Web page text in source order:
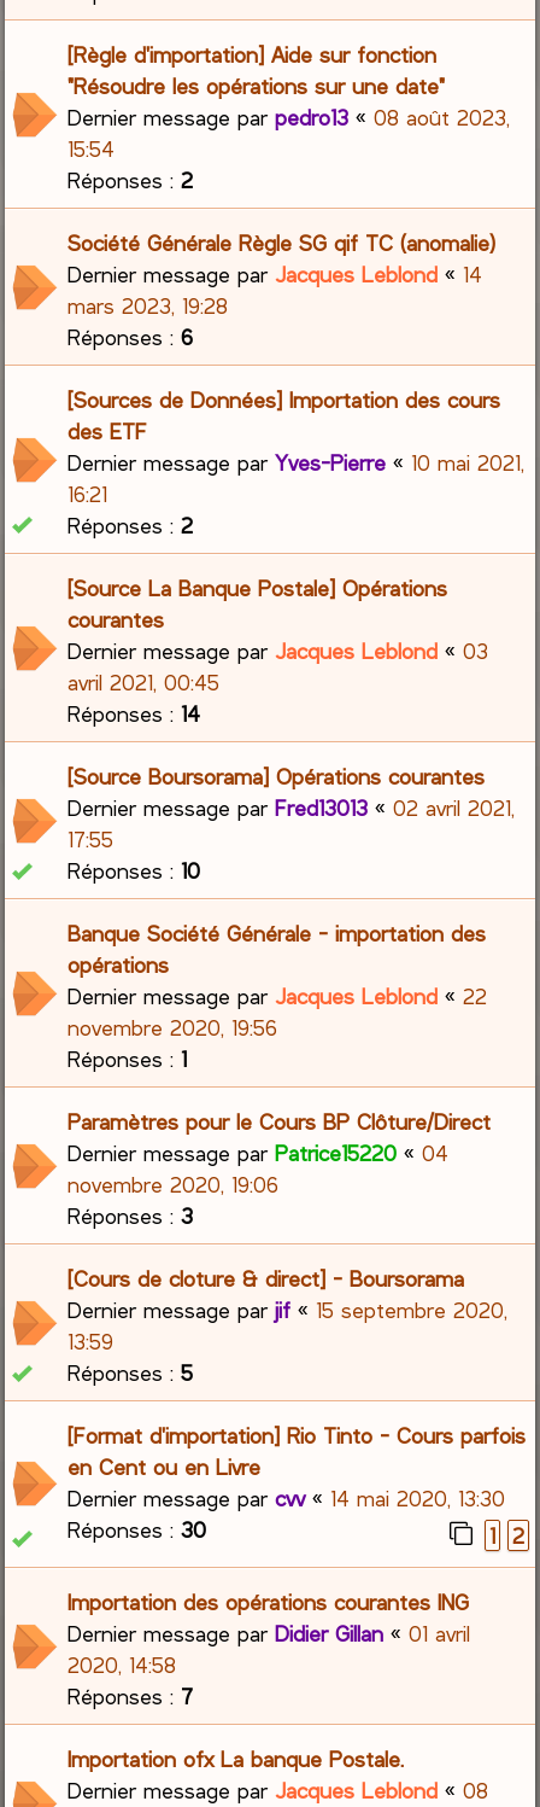
[Règle d'importation] Aide sur fonction
"Résoudre les opérations sur une date"
Dernier message parpedro13 «08 août 2023,
15:54
Réponses :2
Société Générale Règle SG qif TC (anomalie)
Dernier message parJacques Leblond « 14
mars 2023, 19:28
Réponses :6
[Sources de Données] Importation des cours
des ETF
Dernier message parYves-Pierre « 10 mai 2021,
16:21
Réponses :2
[Source La Banque Postale] Opérations
courantes
Dernier message parJacques Leblond «03
avril 2021, 00:45
Réponses :14
[Source Boursorama] Opérations courantes
Dernier message parFred13013 «02 avril 2021,
17:55
Réponses :10
Banque Société Générale - importation des
opérations
Dernier message parJacques Leblond «22
novembre 2020, 19:56
Réponses :1
Paramètres pour le Cours BP Clôture/Direct
Dernier message parPatrice15220 «04
novembre 2020, 19:06
Réponses :3
[Cours de cloture & direct] - Boursorama
Dernier message parjif « 15 septembre 2020,
13:59
Réponses :5
[Format d'importation] Rio Tinto - Cours parfois
en Cent ou en Livre
Dernier message parcvv« 14 mai 2020, 13:30
Réponses :30 1 2
Importation des opérations courantes ING
Dernier message parDidier Gillan «01 avril
2020, 14:58
Réponses : 7
Importation ofx La banque Postale.
Dernier message parJacques Leblond «08